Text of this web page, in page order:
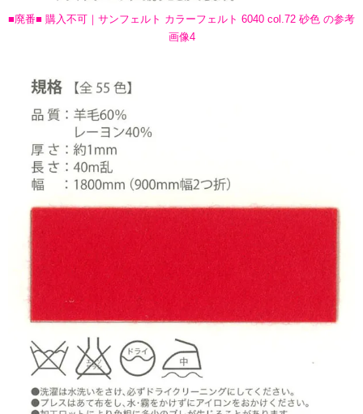
■廃番■ 購入不可｜サンフェルト カラーフェルト 6040 col.72 砂色 の参考
画像4